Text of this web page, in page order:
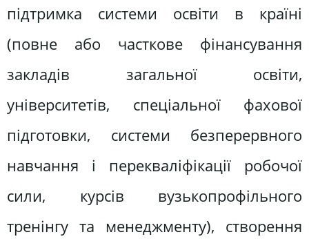
підтримка системи освіти в країні
(повне або часткове фінансування
закладів загальної освіти,
університетів, спеціальної фахової
підготовки, системи безперервного
навчання і перекваліфікації робочої
сили, курсів вузькопрофільного
тренінгу та менеджменту), створення